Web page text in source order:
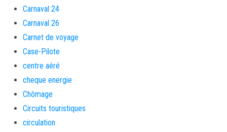
Carnaval 24
Carnaval 26
Carnet de voyage
Case-Pilote
centre aéré
cheque energie
Chômage
Circuits touristiques
circulation